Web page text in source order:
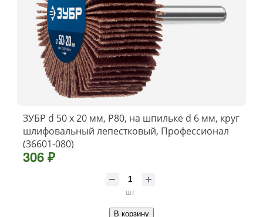
ЗУБР d 50 x 20 мм, P80, на шпильке d 6 мм, круг
шлифовальный лепестковый, Профессионал
(36601-080)
306 ₽
шт
В корзину